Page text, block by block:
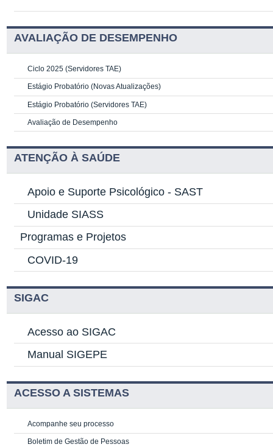
AVALIAÇÃO DE DESEMPENHO
Ciclo 2025 (Servidores TAE)
Estágio Probatório (Novas Atualizações)
Estágio Probatório (Servidores TAE)
Avaliação de Desempenho
ATENÇÃO À SAÚDE
Apoio e Suporte Psicológico - SAST
Unidade SIASS
Programas e Projetos
COVID-19
SIGAC
Acesso ao SIGAC
Manual SIGEPE
ACESSO A SISTEMAS
Acompanhe seu processo
Boletim de Gestão de Pessoas